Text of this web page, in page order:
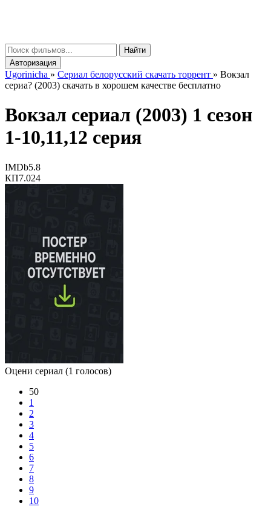
Найти
Авторизация
Ugorinicha » Сериал белорусский скачать торрент » Вокзал
сериа? (2003) скачать в хорошем качестве бесплатно
Вокзал сериал (2003) 1 сезон
1-10,11,12 серия
IMDb5.8
КП7.024
Оцени сериал (1 голосов)
50
1
2
3
4
5
6
7
8
9
10